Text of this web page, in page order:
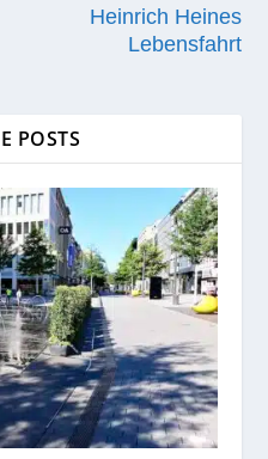
Heinrich Heines
Lebensfahrt
POSTS